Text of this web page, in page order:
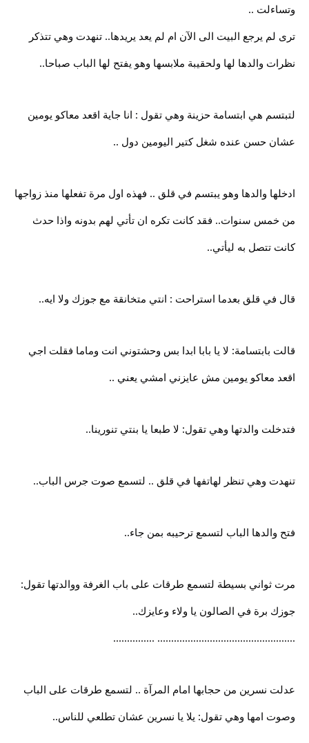
وتساءلت ..
ترى لم يرجع البيت الى الآن ام لم يعد يريدها.. تنهدت وهي تتذكر
نظرات والدها لها ولحقيبة ملابسها وهو يفتح لها الباب صباحا..
لتبتسم هي ابتسامة حزينة وهي تقول : انا جاية اقعد معاكو يومين
عشان حسن عنده شغل كتير اليومين دول ..
ادخلها والدها وهو يبتسم في قلق .. فهذه اول مرة تفعلها منذ زواجها
من خمس سنوات.. فقد كانت تكره ان تأتي لهم بدونه واذا حدث
كانت تتصل به ليأتي..
قال في قلق بعدما استراحت : انتي متخانقة مع جوزك ولا ايه..
قالت بابتسامة: لا يا بابا ابدا بس وحشتوني انت وماما فقلت اجي
اقعد معاكو يومين مش عايزني امشي يعني ..
فتدخلت والدتها وهي تقول: لا طبعا يا بنتي تنورينا..
تنهدت وهي تنظر لهاتفها في قلق .. لتسمع صوت جرس الباب..
فتح والدها الباب لتسمع ترحيبه بمن جاء..
مرت ثواني بسيطة لتسمع طرقات على باب الغرفة ووالدتها تقول:
جوزك برة في الصالون يا ولاء وعايزك..
.................................................. ...............
عدلت نسرين من حجابها امام المرآة .. لتسمع طرقات على الباب
وصوت امها وهي تقول: يلا يا نسرين عشان تطلعي للناس..